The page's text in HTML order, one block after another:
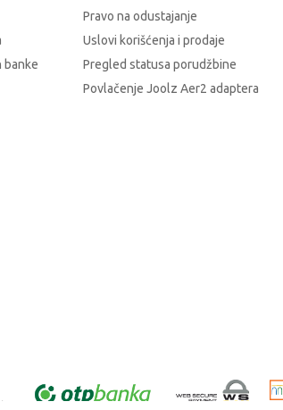
banke
Pravo na odustajanje
Uslovi korišćenja i prodaje
Pregled statusa porudžbine
Povlačenje Joolz Aer2 adaptera